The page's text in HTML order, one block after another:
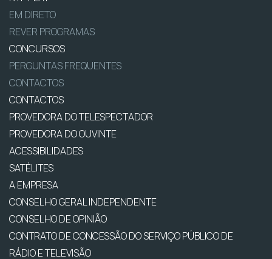
EM DIRETO
REVER PROGRAMAS
CONCURSOS
PERGUNTAS FREQUENTES
CONTACTOS
CONTACTOS
PROVEDORA DO TELESPECTADOR
PROVEDORA DO OUVINTE
ACESSIBILIDADES
SATÉLITES
A EMPRESA
CONSELHO GERAL INDEPENDENTE
CONSELHO DE OPINIÃO
CONTRATO DE CONCESSÃO DO SERVIÇO PÚBLICO DE
RÁDIO E TELEVISÃO